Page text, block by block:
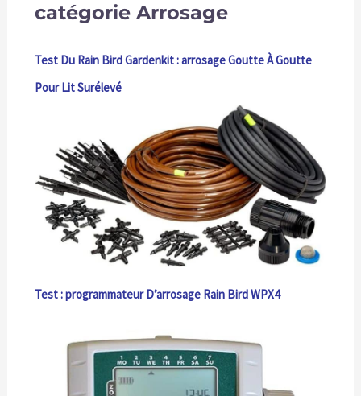
catégorie Arrosage
Test Du Rain Bird Gardenkit : arrosage Goutte À Goutte
Pour Lit Surélevé
Test : programmateur D’arrosage Rain Bird WPX4